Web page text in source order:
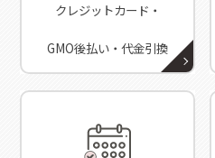
クレジットカード・
GMO後払い・代金引換